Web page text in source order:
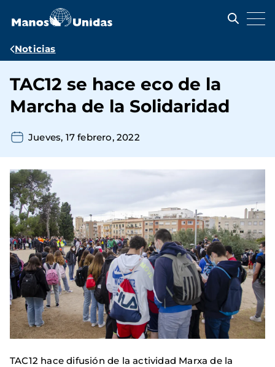
contenido
Ruta
navegación
Noticias
TAC12 se hace eco de la
Marcha de la Solidaridad
Jueves, 17 febrero, 2022
TAC12 hace difusión de la actividad Marxa de la